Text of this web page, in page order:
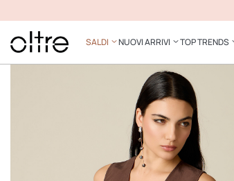
SALDI NUOVI ARRIVI TOP TRENDS